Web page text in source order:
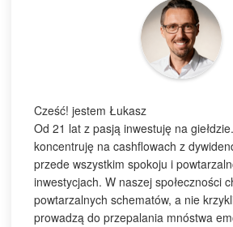
Cześć! jestem Łukasz
Od 21 lat z pasją inwestuję na
koncentruję na cashflowach z
przede wszystkim spokoju i
inwestycjach. W naszej społeczności
powtarzalnych schematów, a nie
prowadzą do przepalania mnóstwa